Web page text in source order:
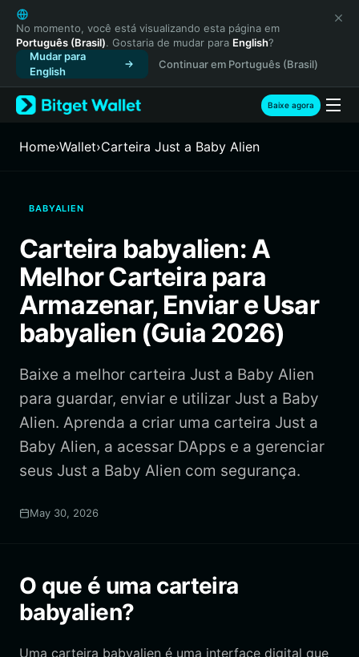
English
日本語
Tiếng Việt
Русский
Español (Latinoamérica)
Türkçe
Français
繁體中文
Bahasa Indonesia
ภาษาไทย
Español
Português (Brasil)
No momento, você está visualizando esta página em
Português (Brasil). Gostaria de mudar para English?
Mudar para
English
Continuar em Português (Brasil)
Baixe agora
Home›Wallet›Carteira Just a Baby Alien
BABYALIEN
Carteira babyalien: A
Melhor Carteira para
Armazenar, Enviar e Usar
babyalien (Guia 2026)
Baixe a melhor carteira Just a Baby Alien
para guardar, enviar e utilizar Just a Baby
Alien. Aprenda a criar uma carteira Just a
Baby Alien, a acessar DApps e a gerenciar
seus Just a Baby Alien com segurança.
May 30, 2026
O que é uma carteira
babyalien?
Uma carteira babyalien é uma interface digital que